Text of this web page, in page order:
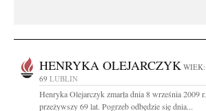
HENRYKA OLEJARCZYK WIEK:
69 LUBLIN
Henryka Olejarczyk zmarła dnia 8 września 2009 r.
przeżywszy 69 lat. Pogrzeb odbędzie się dnia...